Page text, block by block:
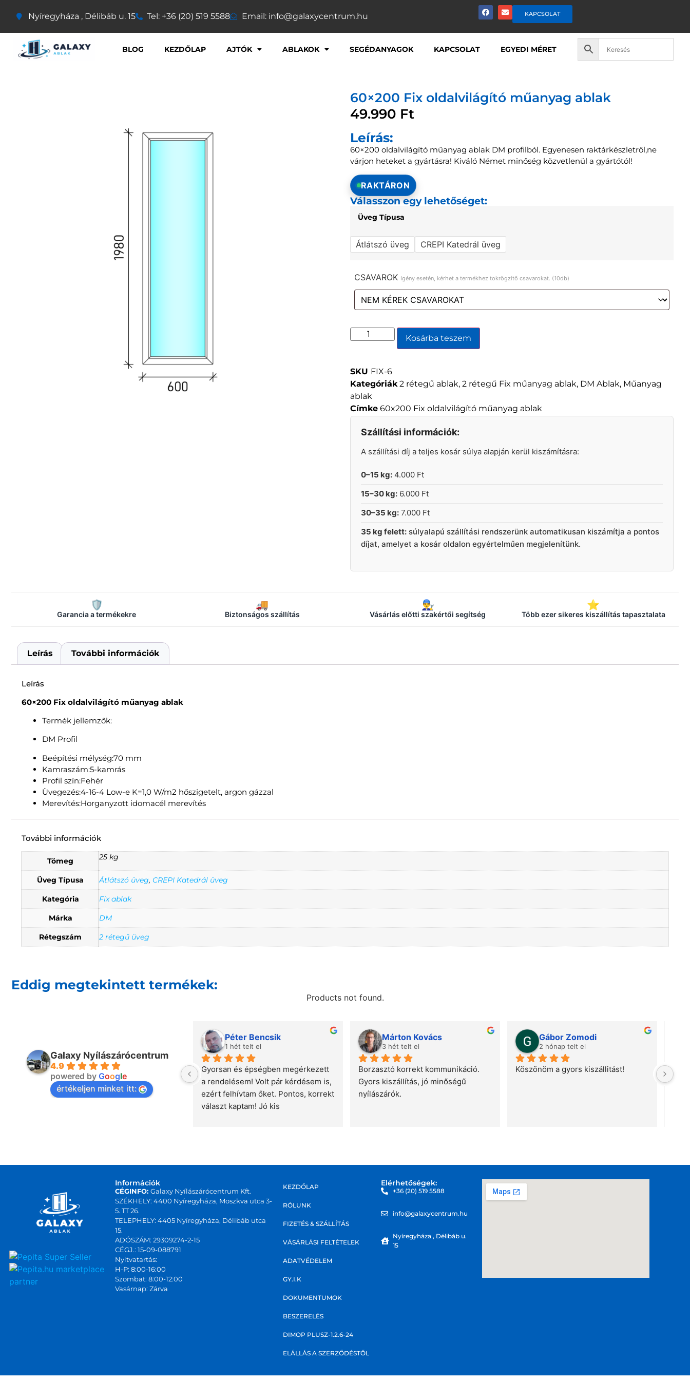
Nyíregyháza , Délibáb u. 15 Tel: +36 (20) 519 5588 Email: info@galaxycentrum.hu KAPCSOLAT
BLOG KEZDŐLAP AJTÓK ABLAKOK SEGÉDANYAGOK KAPCSOLAT EGYEDI MÉRET
60×200 Fix oldalvilágító műanyag ablak
49.990 Ft
Leírás:
60×200 oldalvilágító műanyag ablak DM profilból. Egyenesen raktárkészletről,ne
várjon heteket a gyártásra! Kiváló Német minőség közvetlenül a gyártótól!
RAKTÁRON
Válasszon egy lehetőséget:
Üveg Típusa
Átlátszó üveg CREPI Katedrál üveg
CSAVAROK Igény esetén, kérhet a termékhez tokrögzítő csavarokat. (10db)
Kosárba teszem
SKU FIX-6
Kategóriák 2 rétegű ablak, 2 rétegű Fix műanyag ablak, DM Ablak, Műanyag
ablak
Címke 60x200 Fix oldalvilágító műanyag ablak
Szállítási információk:
A szállítási díj a teljes kosár súlya alapján kerül kiszámításra:
0–15 kg: 4.000 Ft
15–30 kg: 6.000 Ft
30–35 kg: 7.000 Ft
35 kg felett: súlyalapú szállítási rendszerünk automatikusan kiszámítja a pontos
díjat, amelyet a kosár oldalon egyértelműen megjelenítünk.
🛡️
Garancia a termékekre
🚚
Biztonságos szállítás
👨‍🔧
Vásárlás előtti szakértői segítség
⭐
Több ezer sikeres kiszállítás tapasztalata
Leírás További információk
Leírás
60×200 Fix oldalvilágító műanyag ablak
Termék jellemzők:
DM Profil
Beépítési mélység:70 mm
Kamraszám:5-kamrás
Profil szín:Fehér
Üvegezés:4-16-4 Low-e K=1,0 W/m2 hőszigetelt, argon gázzal
Merevítés:Horganyzott idomacél merevítés
További információk
Tömeg 25 kg
Üveg Típusa Átlátszó üveg, CREPI Katedrál üveg
Kategória Fix ablak
Márka DM
Rétegszám 2 rétegű üveg
Eddig megtekintett termékek:
Products not found.
Galaxy Nyílászárócentrum
4.9
powered by Google
értékeljen minket itt:
Péter Bencsik
1 hét telt el
Gyorsan és épségben megérkezett
a rendelésem! Volt pár kérdésem is,
ezért felhívtam őket. Pontos, korrekt
választ kaptam! Jó kis
Márton Kovács
3 hét telt el
Borzasztó korrekt kommunikáció.
Gyors kiszállítás, jó minőségű
nyílászárók.
Gábor Zomodi
2 hónap telt el
Köszönöm a gyors kiszállitást!
marketplace
partner
Információk
CÉGINFO:Galaxy Nyílászárócentrum Kft.
SZÉKHELY: 4400 Nyíregyháza, Moszkva utca 3-
5. TT 26.
TELEPHELY: 4405 Nyíregyháza, Délibáb utca
15.
ADÓSZÁM: 29309274-2-15
CÉGJ.: 15-09-088791
Nyitvatartás:
H-P: 8:00-16:00
Szombat: 8:00-12:00
Vasárnap: Zárva
KEZDŐLAP
RÓLUNK
FIZETÉS & SZÁLLÍTÁS
VÁSÁRLÁSI FELTÉTELEK
ADATVÉDELEM
GY.I.K
DOKUMENTUMOK
BESZERELÉS
DIMOP PLUSZ-1.2.6-24
ELÁLLÁS A SZERZŐDÉSTŐL
Elérhetőségek:
+36 (20) 519 5588
info@galaxycentrum.hu
Nyíregyháza , Délibáb u.
15